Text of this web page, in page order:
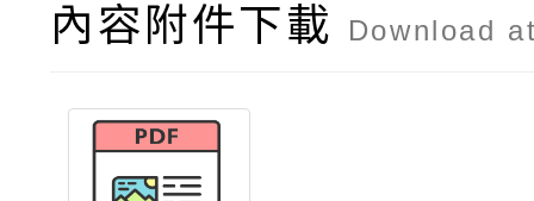
內容附件下載 Download